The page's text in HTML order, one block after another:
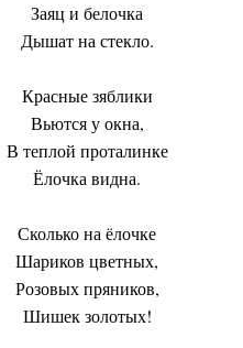
Заяц и белочка
Дышат на стекло.
Красные зяблики
Вьются у окна,
В теплой проталинке
Ёлочка видна.
Сколько на ёлочке
Шариков цветных,
Розовых пряников,
Шишек золотых!